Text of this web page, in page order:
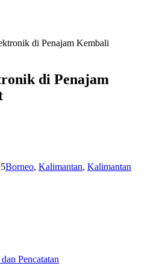
di Penajam Kembali
di Penajam
Borneo, Kalimantan, Kalimantan